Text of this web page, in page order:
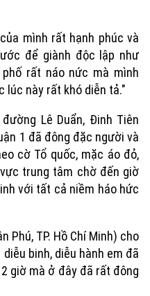
mình rất hạnh phúc và
để giành độc lập như
rất náo nức mà mình
lúc này rất khó diễn tả."
Lê Duẩn, Đinh Tiên
1 đã đông đặc người và
cờ Tổ quốc, mặc áo đỏ,
trung tâm chờ đến giờ
với tất cả niềm háo hức
Phú, TP. Hồ Chí Minh) cho
binh, diễu hành em đã
giờ mà ở đây đã rất đông